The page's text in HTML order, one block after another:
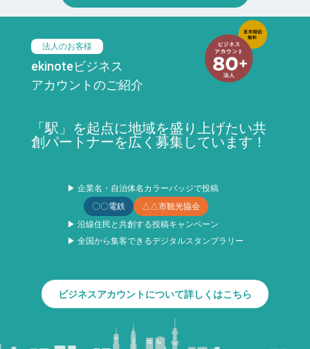
法人のお客様
ekinoteビジネス
アカウントのご紹介
「駅」を起点に地域を盛り上げたい共
創パートナーを広く募集しています！
▶ 企業名・自治体名カラーバッジで投稿
〇〇電鉄
△△市観光協会
▶ 沿線住民と共創する投稿キャンペーン
▶ 全国から集客できるデジタルスタンプラリー
ビジネスアカウントについて詳しくはこちら